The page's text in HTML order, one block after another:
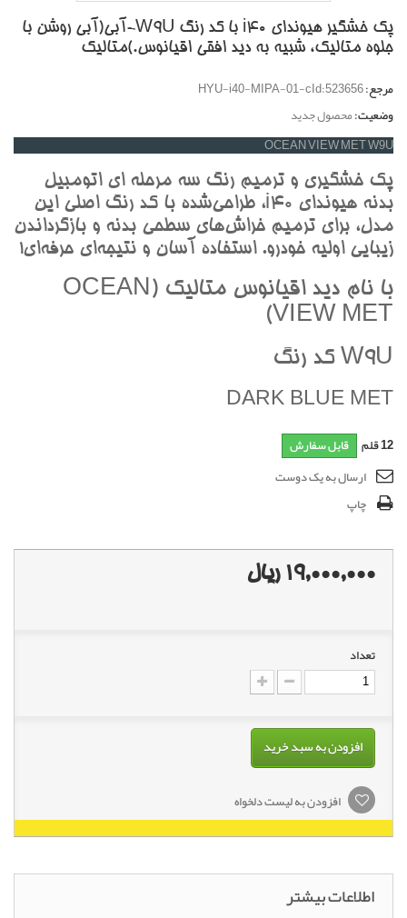
پک خشگير هیوندای i40 با کد رنگ W9U-آبي(آبي روشن با
جلوه متاليک، شبيه به ديد افقي اقيانوس.)متاليک
مرجع:HYU-i40-MIPA-01-cId:523656
وضعیت:محصول جدید
OCEAN VIEW MET W9U
پک خشگيري و ترميم رنگ سه مرحله اي اتومبيل
بدنه هيونداي i40، طراحي‌شده با کد رنگ اصلي اين
مدل، براي ترميم خراش‌هاي سطحي بدنه و بازگرداندن
زيبايي اوليه خودرو. استفاده آسان و نتيجه‌اي حرفه‌اي!
با نام ديد اقيانوس متاليک (OCEAN
VIEW MET)
W9U کد رنگ
DARK BLUE MET
12قلم قابل سفارش
ارسال به یک دوست
چاپ
19,000,000 ریال
تعداد
افزودن به سبد خرید
افزودن به لیست دلخواه
اطلاعات بیشتر